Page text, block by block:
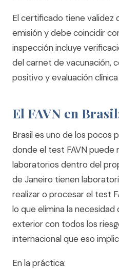
El certificado tiene validez
emisión y debe coincidir
inspección incluye
del carnet de vacunación,
positivo y evaluación
El FAVN en
Brasil es uno de los pocos
donde el test FAVN puede
laboratorios dentro del
de Janeiro tienen
realizar o procesar el test
lo que elimina la
exterior con todos los
internacional que eso
En la práctica: